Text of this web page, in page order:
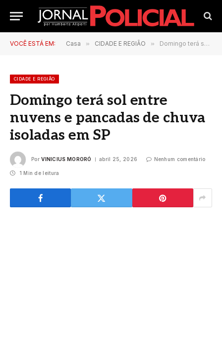
VOCÊ ESTÁ EM: Casa » CIDADE E REGIÃO » Domingo terá sol entre nuvens e pancadas de chuva isoladas em SP
CIDADE E REGIÃO
Domingo terá sol entre
nuvens e pancadas de chuva
isoladas em SP
Por VINICIUS MORORÓ abril 25, 2026 Nenhum comentário
1 Min de leitura